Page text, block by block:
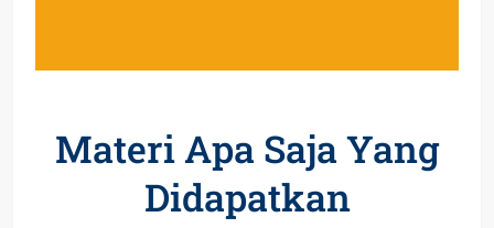
Materi Apa Saja Yang
Didapatkan